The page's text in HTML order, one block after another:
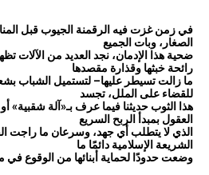
في زمن غزت فيه الرقمنة الجيوب قبل
الصغار، وبات الجميع
ضحية هذا الإدمان، نجد العديد من الآلات
رائحة خبثها وقذارة مقصدها
ما زالت تسيطر عليها– لتستميل الشباب
للقضاء على الملل، تجسد
هذا الثوب حديثنا فيما عرف بـ«آلة شقبية»
العقول بمبدأ الربح السريع
الذي لا يتطلب أي جهد، وسرعان ما راجت
الشريعة الإسلامية دائمًا ما
وضعت حدودًا لحماية أبنائها من الوقوع في